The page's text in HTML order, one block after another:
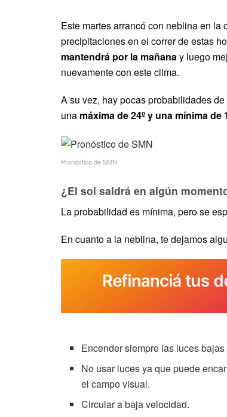
Este martes arrancó con neblina en la
precipitaciones en el correr de estas
mantendrá por la mañanay luego
nuevamente con este clima.
A su vez, hay pocas probabilidades
una máxima de 24º y una mínima de
Pronóstico de SMN
¿El sol saldrá en algún
La probabilidad es mínima, pero se
En cuanto a la neblina, te dejamos
Encender siempre las luces
No usar luces ya que puede
el campo visual.
Circular a baja velocidad.